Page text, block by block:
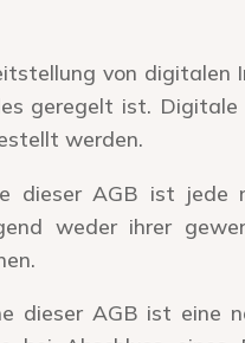
von digitalen
geregelt ist.
werden.
dieser AGB ist jede
weder ihrer
dieser AGB ist eine